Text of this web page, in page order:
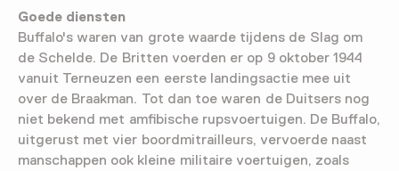
Goede diensten
Buffalo's waren van grote waarde tijdens de Slag om
de Schelde. De Britten voerden er op 9 oktober 1944
vanuit Terneuzen een eerste landingsactie mee uit
over de Braakman. Tot dan toe waren de Duitsers nog
niet bekend met amfibische rupsvoertuigen. De Buffalo,
uitgerust met vier boordmitrailleurs, vervoerde naast
manschappen ook kleine militaire voertuigen, zoals